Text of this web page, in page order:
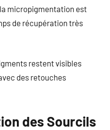
micropigmentation est
de récupération très
restent visibles
des retouches
des Sourcils